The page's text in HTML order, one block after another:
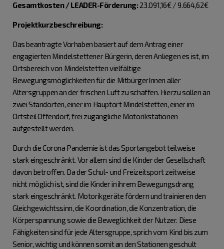
Gesamtkosten / LEADER-Förderung:23.091,16€ / 9.664,62€
Projektkurzbeschreibung:
Das beantragte Vorhaben basiert auf dem Antrag einer
engagierten Mindelstettener Bürgerin, deren Anliegen es ist, im
Ortsbereich von Mindelstetten vielfältige
Bewegungsmöglichkeiten für die MitbürgerInnen aller
Altersgruppen an der frischen Luft zu schaffen. Hierzu sollen an
zwei Standorten, einer im Hauptort Mindelstetten, einer im
Ortsteil Offendorf, frei zugängliche Motorikstationen
aufgestellt werden.
Durch die Corona Pandemie ist das Sportangebot teilweise
stark eingeschränkt. Vor allem sind die Kinder der Gesellschaft
davon betroffen. Da der Schul- und Freizeitsport zeitweise
nicht möglich ist, sind die Kinder in ihrem Bewegungsdrang
stark eingeschränkt. Motorikgeräte fördern und trainieren den
Gleichgewichtssinn, die Koordination, die Konzentration, die
Körperspannung sowie die Beweglichkeit der Nutzer. Diese
Fähigkeiten sind für jede Altersgruppe, sprich vom Kind bis zum
Senior, wichtig und können somit an den Stationen geschult